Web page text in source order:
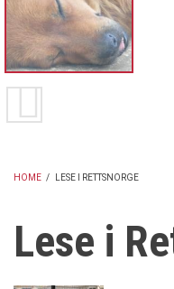
HOME / LESE I RETTSNORGE
Lese i